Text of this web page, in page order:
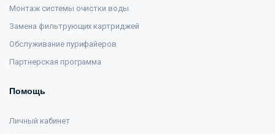
Монтаж системы очистки воды
Замена фильтрующих картриджей
Обслуживание пурифайеров
Партнерская программа
Помощь
Личный кабинет